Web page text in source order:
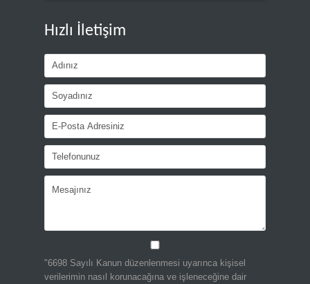
Hızlı İletişim
"6698 Sayılı Kanun düzenlenmesi uyarınca kişisel
verilerimin nasıl korunacağına ve işleneceğine dair